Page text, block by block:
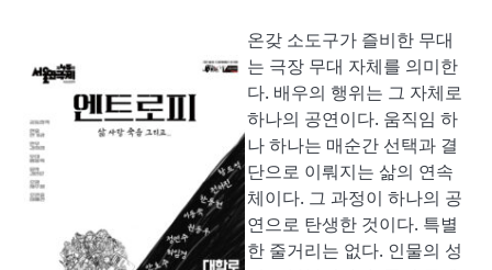
온갖 소도구가 즐비한 무대
는 극장 무대 자체를 의미한
다. 배우의 행위는 그 자체로
하나의 공연이다. 움직임 하
나 하나는 매순간 선택과 결
단으로 이뤄지는 삶의 연속
체이다. 그 과정이 하나의 공
연으로 탄생한 것이다. 특별
한 줄거리는 없다. 인물의 성